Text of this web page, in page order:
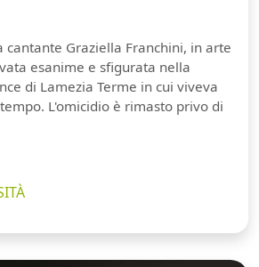
Graziella Franchini, in arte
esanime e sfigurata nella
di Lamezia Terme in cui viveva
L'omicidio è rimasto privo di